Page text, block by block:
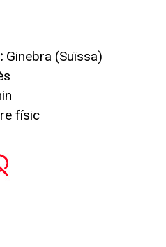
Ginebra (Suïssa)
físic